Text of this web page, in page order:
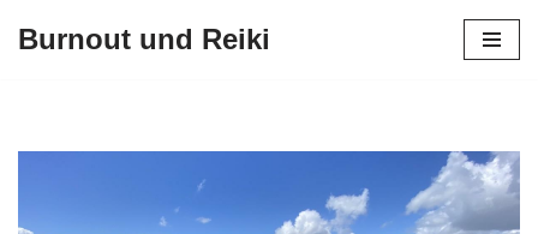
Burnout und Reiki